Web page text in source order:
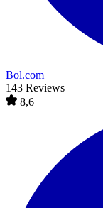
Bol.com
143 Reviews
8,6